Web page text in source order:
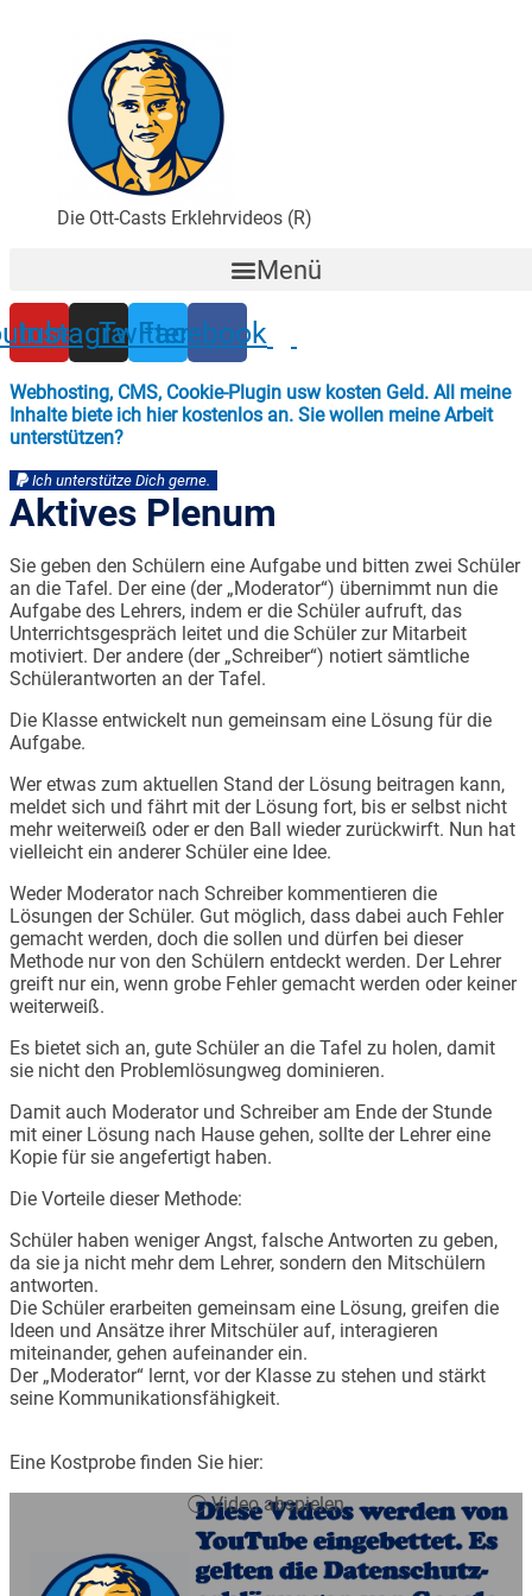
wechseln
Die Ott-Casts Erklehrvideos (R)
Menü
Instagram
Twitter
Facebook
Webhosting, CMS, Cookie-Plugin usw kosten Geld. All meine
Inhalte biete ich hier kostenlos an. Sie wollen meine Arbeit
unterstützen?
Ich unterstütze Dich gerne.
Aktives Plenum
Sie geben den Schülern eine Aufgabe und bitten zwei Schüler
an die Tafel. Der eine (der „Moderator“) übernimmt nun die
Aufgabe des Lehrers, indem er die Schüler aufruft, das
Unterrichtsgespräch leitet und die Schüler zur Mitarbeit
motiviert. Der andere (der „Schreiber“) notiert sämtliche
Schülerantworten an der Tafel.
Die Klasse entwickelt nun gemeinsam eine Lösung für die
Aufgabe.
Wer etwas zum aktuellen Stand der Lösung beitragen kann,
meldet sich und fährt mit der Lösung fort, bis er selbst nicht
mehr weiterweiß oder er den Ball wieder zurückwirft. Nun hat
vielleicht ein anderer Schüler eine Idee.
Weder Moderator nach Schreiber kommentieren die
Lösungen der Schüler. Gut möglich, dass dabei auch Fehler
gemacht werden, doch die sollen und dürfen bei dieser
Methode nur von den Schülern entdeckt werden. Der Lehrer
greift nur ein, wenn grobe Fehler gemacht werden oder keiner
weiterweiß.
Es bietet sich an, gute Schüler an die Tafel zu holen, damit
sie nicht den Problemlösungweg dominieren.
Damit auch Moderator und Schreiber am Ende der Stunde
mit einer Lösung nach Hause gehen, sollte der Lehrer eine
Kopie für sie angefertigt haben.
Die Vorteile dieser Methode:
Schüler haben weniger Angst, falsche Antworten zu geben,
da sie ja nicht mehr dem Lehrer, sondern den Mitschülern
antworten.
Die Schüler erarbeiten gemeinsam eine Lösung, greifen die
Ideen und Ansätze ihrer Mitschüler auf, interagieren
miteinander, gehen aufeinander ein.
Der „Moderator“ lernt, vor der Klasse zu stehen und stärkt
seine Kommunikationsfähigkeit.
Eine Kostprobe finden Sie hier:
Video abspielen